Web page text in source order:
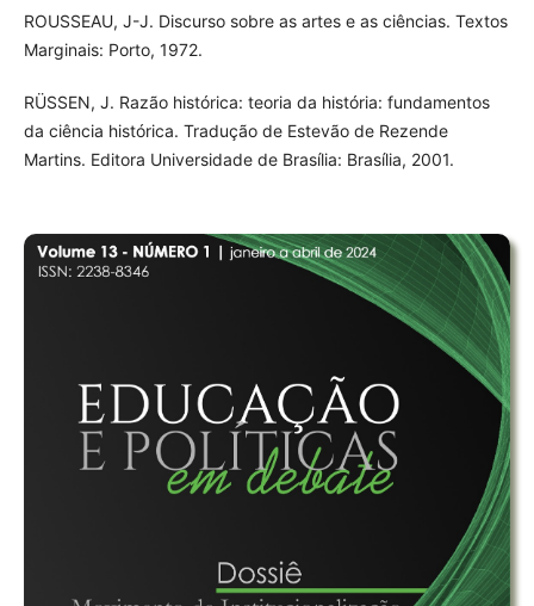
ROUSSEAU, J-J. Discurso sobre as artes e as ciências. Textos
Marginais: Porto, 1972.
RÜSSEN, J. Razão histórica: teoria da história: fundamentos
da ciência histórica. Tradução de Estevão de Rezende
Martins. Editora Universidade de Brasília: Brasília, 2001.